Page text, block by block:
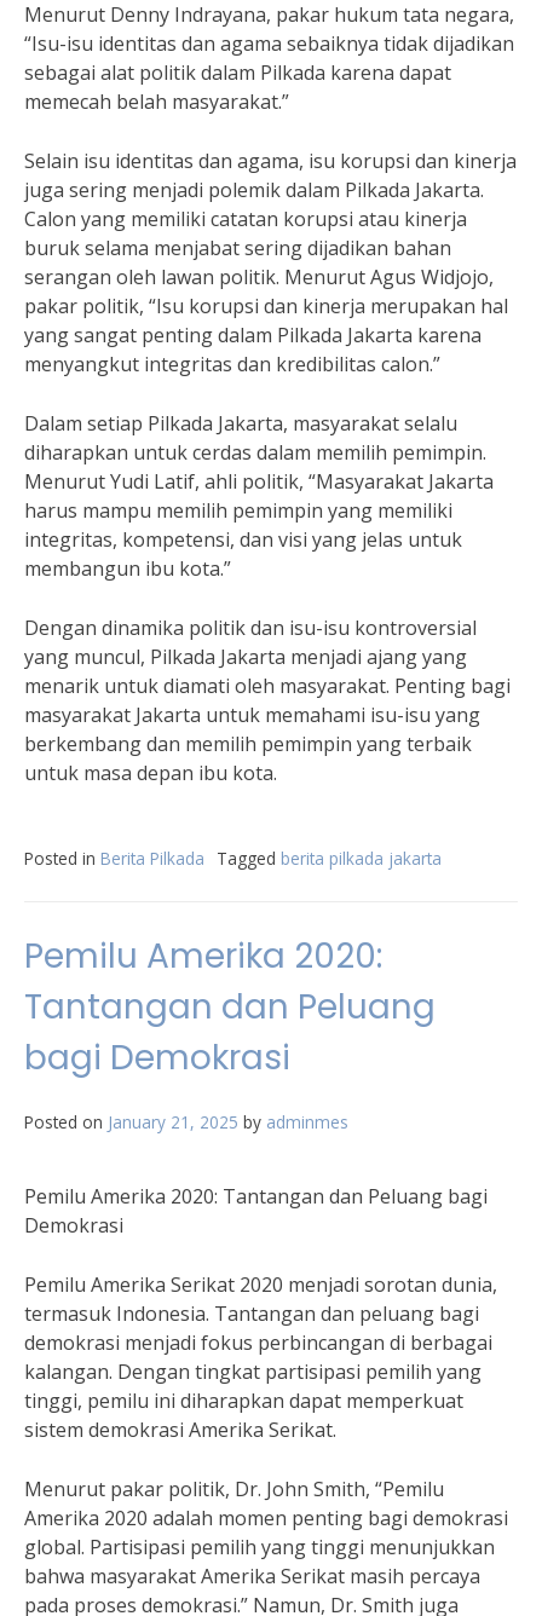
Menurut Denny Indrayana, pakar hukum tata negara,
“Isu-isu identitas dan agama sebaiknya tidak dijadikan
sebagai alat politik dalam Pilkada karena dapat
memecah belah masyarakat.”
Selain isu identitas dan agama, isu korupsi dan kinerja
juga sering menjadi polemik dalam Pilkada Jakarta.
Calon yang memiliki catatan korupsi atau kinerja
buruk selama menjabat sering dijadikan bahan
serangan oleh lawan politik. Menurut Agus Widjojo,
pakar politik, “Isu korupsi dan kinerja merupakan hal
yang sangat penting dalam Pilkada Jakarta karena
menyangkut integritas dan kredibilitas calon.”
Dalam setiap Pilkada Jakarta, masyarakat selalu
diharapkan untuk cerdas dalam memilih pemimpin.
Menurut Yudi Latif, ahli politik, “Masyarakat Jakarta
harus mampu memilih pemimpin yang memiliki
integritas, kompetensi, dan visi yang jelas untuk
membangun ibu kota.”
Dengan dinamika politik dan isu-isu kontroversial
yang muncul, Pilkada Jakarta menjadi ajang yang
menarik untuk diamati oleh masyarakat. Penting bagi
masyarakat Jakarta untuk memahami isu-isu yang
berkembang dan memilih pemimpin yang terbaik
untuk masa depan ibu kota.
Posted in Berita Pilkada Tagged berita pilkada jakarta
Pemilu Amerika 2020:
Tantangan dan Peluang
bagi Demokrasi
Posted on January 21, 2025 by adminmes
Pemilu Amerika 2020: Tantangan dan Peluang bagi
Demokrasi
Pemilu Amerika Serikat 2020 menjadi sorotan dunia,
termasuk Indonesia. Tantangan dan peluang bagi
demokrasi menjadi fokus perbincangan di berbagai
kalangan. Dengan tingkat partisipasi pemilih yang
tinggi, pemilu ini diharapkan dapat memperkuat
sistem demokrasi Amerika Serikat.
Menurut pakar politik, Dr. John Smith, “Pemilu
Amerika 2020 adalah momen penting bagi demokrasi
global. Partisipasi pemilih yang tinggi menunjukkan
bahwa masyarakat Amerika Serikat masih percaya
pada proses demokrasi.” Namun, Dr. Smith juga